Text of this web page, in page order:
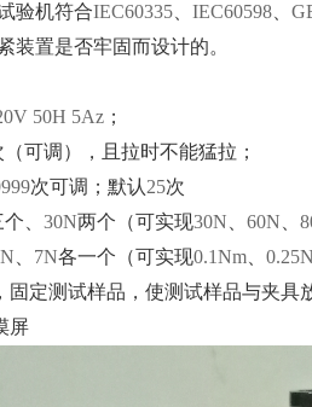
验机符合IEC60335 IEC60598
装置是否牢固而设计的。
50H 5Az ；
（可调），且拉时不能猛拉；
次可调；默认25次
、 30N两个（可实现30N 60N
7N各一个（可实现0.1Nm
固定测试样品，使测试样品与夹具
屏